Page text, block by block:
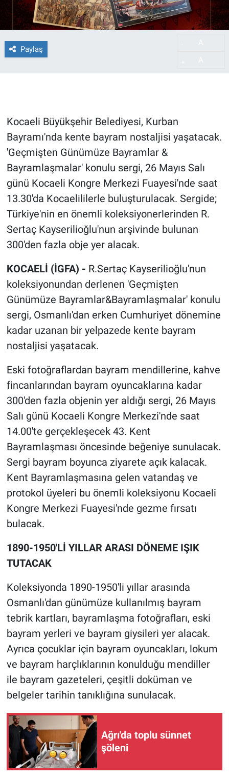
Paylaş
Kocaeli Büyükşehir Belediyesi, Kurban
Bayramı'nda kente bayram nostaljisi yaşatacak.
'Geçmişten Günümüze Bayramlar &
Bayramlaşmalar' konulu sergi, 26 Mayıs Salı
günü Kocaeli Kongre Merkezi Fuayesi'nde saat
13.30'da Kocaelililerle buluşturulacak. Sergide;
Türkiye'nin en önemli koleksiyonerlerinden R.
Sertaç Kayserilioğlu'nun arşivinde bulunan
300'den fazla obje yer alacak.
KOCAELİ (İGFA) - R.Sertaç Kayserilioğlu'nun
koleksiyonundan derlenen 'Geçmişten
Günümüze Bayramlar&Bayramlaşmalar' konulu
sergi, Osmanlı'dan erken Cumhuriyet dönemine
kadar uzanan bir yelpazede kente bayram
nostaljisi yaşatacak.
Eski fotoğraflardan bayram mendillerine, kahve
fincanlarından bayram oyuncaklarına kadar
300'den fazla objenin yer aldığı sergi, 26 Mayıs
Salı günü Kocaeli Kongre Merkezi'nde saat
14.00'te gerçekleşecek 43. Kent
Bayramlaşması öncesinde beğeniye sunulacak.
Sergi bayram boyunca ziyarete açık kalacak.
Kent Bayramlaşmasına gelen vatandaş ve
protokol üyeleri bu önemli koleksiyonu Kocaeli
Kongre Merkezi Fuayesi'nde gezme fırsatı
bulacak.
1890-1950'Lİ YILLAR ARASI DÖNEME IŞIK
TUTACAK
Koleksiyonda 1890-1950'li yıllar arasında
Osmanlı'dan günümüze kullanılmış bayram
tebrik kartları, bayramlaşma fotoğrafları, eski
bayram yerleri ve bayram giysileri yer alacak.
Ayrıca çocuklar için bayram oyuncakları, lokum
ve bayram harçlıklarının konulduğu mendiller
ile bayram gazeteleri, çeşitli doküman ve
belgeler tarihin tanıklığına sunulacak.
Ağrı'da toplu sünnet
şöleni